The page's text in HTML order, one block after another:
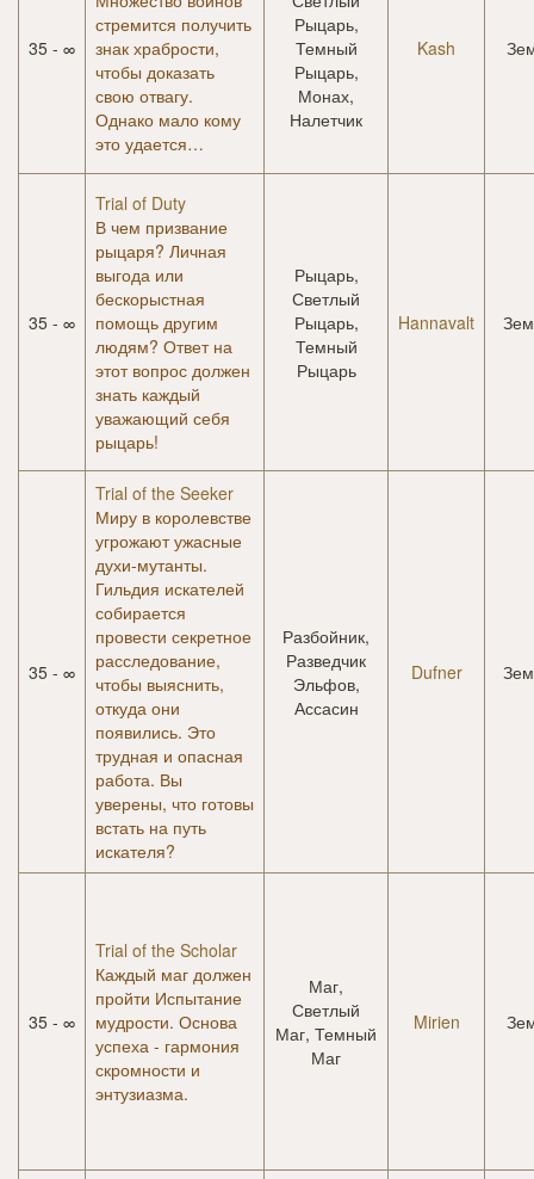
35 - ∞
стремится получить
знак храбрости,
чтобы доказать
свою отвагу.
Однако мало кому
это удается…
Рыцарь,
Темный
Рыцарь,
Монах,
Налетчик
Kash
35 - ∞
Trial of Duty
В чем призвание
рыцаря? Личная
выгода или
бескорыстная
помощь другим
людям? Ответ на
этот вопрос должен
знать каждый
уважающий себя
рыцарь!
Рыцарь,
Светлый
Рыцарь,
Темный
Рыцарь
Hannavalt
35 - ∞
Trial of the Seeker
Миру в королевстве
угрожают ужасные
духи-мутанты.
Гильдия искателей
собирается
провести секретное
расследование,
чтобы выяснить,
откуда они
появились. Это
трудная и опасная
работа. Вы
уверены, что готовы
встать на путь
искателя?
Разбойник,
Разведчик
Эльфов,
Ассасин
Dufner
35 - ∞
Trial of the Scholar
Каждый маг должен
пройти Испытание
мудрости. Основа
успеха - гармония
скромности и
энтузиазма.
Маг,
Светлый
Маг, Темный
Маг
Mirien